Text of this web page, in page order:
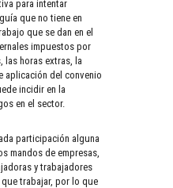
para intentar
que no tiene en
que se dan en el
impuestos por
las horas extras, la
aplicación del convenio
incidir en la
en el sector.
participación alguna
mandos de empresas,
y trabajadores
trabajar, por lo que